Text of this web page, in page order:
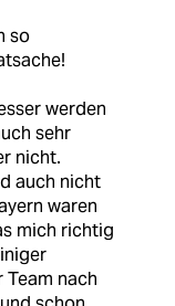
so
werden
sehr
nicht.
auch nicht
waren
mich richtig
nach